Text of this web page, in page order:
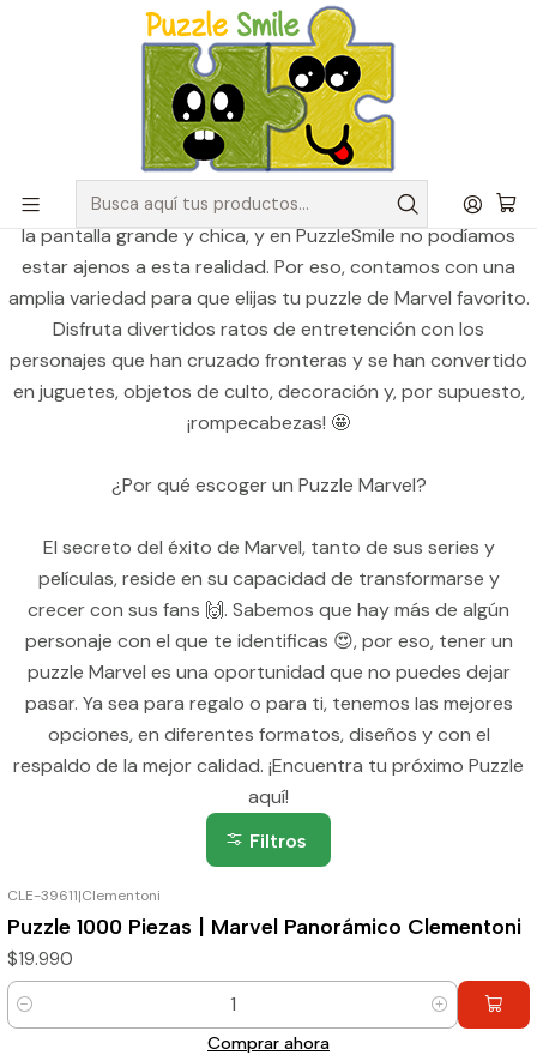
Envíos GRATIS para pedidos sobre $50.000 en Regiones de la
Catálogo de Puzzles y Rompecabezas Puzzle Marvel
Puzzle Marvel
Los cómics de Marvel han traspasado de las historietas a
la pantalla grande y chica, y en PuzzleSmile no podíamos
estar ajenos a esta realidad. Por eso, contamos con una
amplia variedad para que elijas tu puzzle de Marvel favorito.
Disfruta divertidos ratos de entretención con los
personajes que han cruzado fronteras y se han convertido
en juguetes, objetos de culto, decoración y, por supuesto,
¡rompecabezas! 🤩
¿Por qué escoger un Puzzle Marvel?
El secreto del éxito de Marvel, tanto de sus series y
películas, reside en su capacidad de transformarse y
crecer con sus fans 🙌. Sabemos que hay más de algún
personaje con el que te identificas 😍, por eso, tener un
puzzle Marvel es una oportunidad que no puedes dejar
pasar. Ya sea para regalo o para ti, tenemos las mejores
opciones, en diferentes formatos, diseños y con el
respaldo de la mejor calidad. ¡Encuentra tu próximo Puzzle
aquí!
Filtros
CLE-39611|Clementoni
Puzzle 1000 Piezas | Marvel Panorámico Clementoni
$19.990
Cantidad
Comprar ahora